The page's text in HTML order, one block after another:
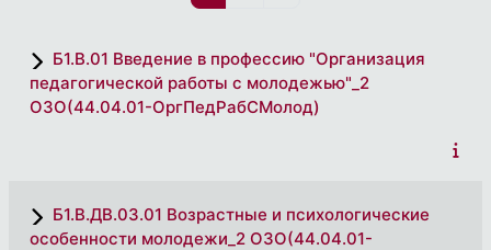
Б1.В.01 Введение в профессию "Организация
педагогической работы с молодежью"_2
ОЗО(44.04.01-ОргПедРабСМолод)
Б1.В.ДВ.03.01 Возрастные и психологические
особенности молодежи_2 ОЗО(44.04.01-